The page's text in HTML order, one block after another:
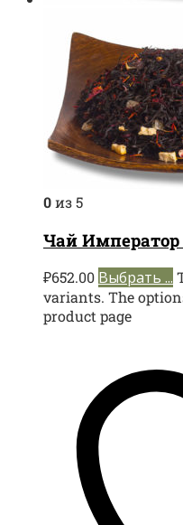
0из 5
Чай
₽652.00 Выбрать ...
variants. The
product page